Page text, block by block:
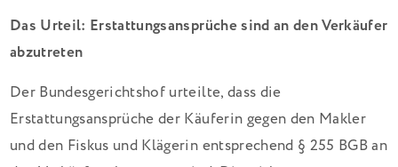
Das Urteil: Erstattungsansprüche sind an den Verkäufer
abzutreten
Der Bundesgerichtshof urteilte, dass die
Erstattungsansprüche der Käuferin gegen den Makler
und den Fiskus und Klägerin entsprechend § 255 BGB an